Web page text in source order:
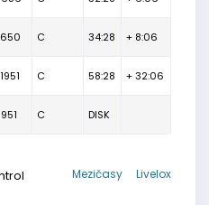
C 34:28 + 8:06
C 58:28 + 32:06
C DISK
Livelox
Mezičasy